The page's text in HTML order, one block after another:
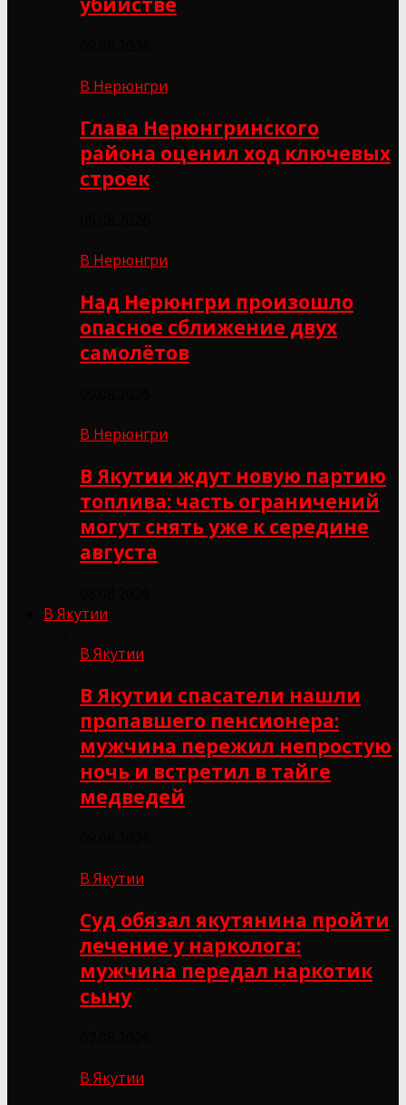
В Нерюнгри
Глава Нерюнгринского
района оценил ход ключевых
строек
В Нерюнгри
Над Нерюнгри произошло
опасное сближение двух
самолётов
В Нерюнгри
В Якутии ждут новую партию
топлива: часть ограничений
могут снять уже к середине
августа
В Якутии
В Якутии
В Якутии спасатели нашли
пропавшего пенсионера:
мужчина пережил непростую
ночь и встретил в тайге
медведей
В Якутии
Суд обязал якутянина пройти
лечение у нарколога:
мужчина передал наркотик
сыну
В Якутии